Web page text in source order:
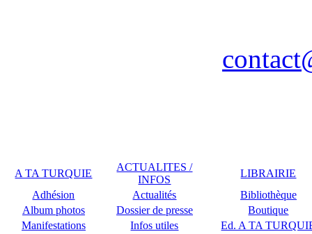
A TA TURQUIE
ACTUALITES /
INFOS
LIBRAIRIE
Adhésion
Actualités
Bibliothèque
Album photos
Dossier de presse
Boutique
Manifestations
Infos utiles
Ed. A TA